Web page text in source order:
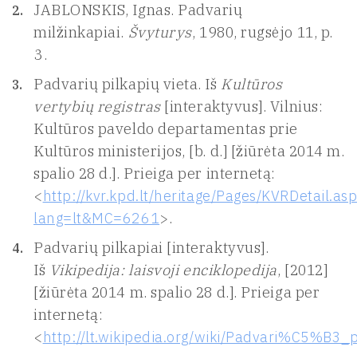
JABLONSKIS, Ignas. Padvarių
milžinkapiai. Švyturys, 1980, rugsėjo 11, p.
3.
Padvarių pilkapių vieta. Iš Kultūros
vertybių registras[interaktyvus]. Vilnius:
Kultūros paveldo departamentas prie
Kultūros ministerijos, [b. d.] [žiūrėta 2014 m.
spalio 28 d.]. Prieiga per internetą:
<http://kvr.kpd.lt/heritage/Pages/
lang=lt&MC=6261>.
Padvarių pilkapiai [interaktyvus].
Iš Vikipedija: laisvoji enciklopedija, [2012]
[žiūrėta 2014 m. spalio 28 d.]. Prieiga per
internetą:
<http://lt.wikipedia.org/wiki/